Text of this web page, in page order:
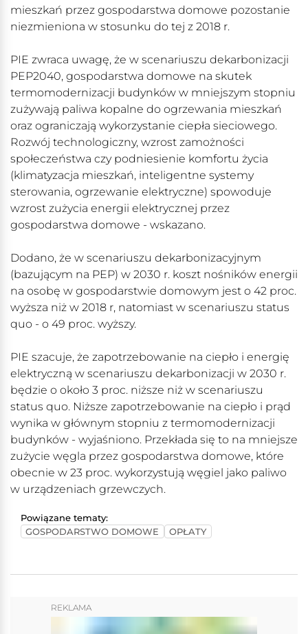
mieszkań przez gospodarstwa domowe pozostanie
niezmieniona w stosunku do tej z 2018 r.
PIE zwraca uwagę, że w scenariuszu dekarbonizacji
PEP2040, gospodarstwa domowe na skutek
termomodernizacji budynków w mniejszym stopniu
zużywają paliwa kopalne do ogrzewania mieszkań
oraz ograniczają wykorzystanie ciepła sieciowego.
Rozwój technologiczny, wzrost zamożności
społeczeństwa czy podniesienie komfortu życia
(klimatyzacja mieszkań, inteligentne systemy
sterowania, ogrzewanie elektryczne) spowoduje
wzrost zużycia energii elektrycznej przez
gospodarstwa domowe - wskazano.
Dodano, że w scenariuszu dekarbonizacyjnym
(bazującym na PEP) w 2030 r. koszt nośników energii
na osobę w gospodarstwie domowym jest o 42 proc.
wyższa niż w 2018 r, natomiast w scenariuszu status
quo - o 49 proc. wyższy.
PIE szacuje, że zapotrzebowanie na ciepło i energię
elektryczną w scenariuszu dekarbonizacji w 2030 r.
będzie o około 3 proc. niższe niż w scenariuszu
status quo. Niższe zapotrzebowanie na ciepło i prąd
wynika w głównym stopniu z termomodernizacji
budynków - wyjaśniono. Przekłada się to na mniejsze
zużycie węgla przez gospodarstwa domowe, które
obecnie w 23 proc. wykorzystują węgiel jako paliwo
w urządzeniach grzewczych.
Powiązane tematy:
GOSPODARSTWO DOMOWE
OPŁATY
REKLAMA